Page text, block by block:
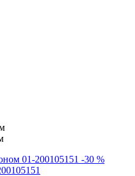
-30 %